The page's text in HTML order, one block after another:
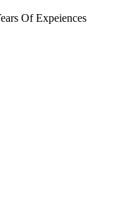
Of Expeiences